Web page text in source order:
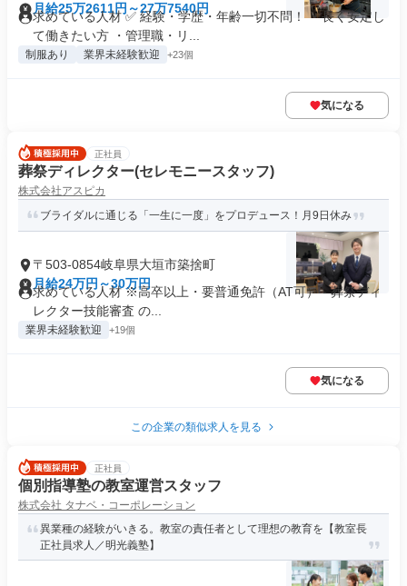
月給25万2611円～27万7540円
求めている人材 ✅ 経験・学歴・年齢一切不問！ ・長く安定し
て働きたい方 ・管理職・リ...
制服あり 業界未経験歓迎 +23個
気になる
正社員
葬祭ディレクター(セレモニースタッフ)
株式会社アスピカ
ブライダルに通じる「一生に一度」をプロデュース！月9日休み
〒503-0854岐阜県大垣市築捨町
月給24万円～30万円
求めている人材 ※高卒以上・要普通免許（AT可） - 葬祭ディ
レクター技能審査 の...
業界未経験歓迎 +19個
気になる
この企業の類似求人を見る
正社員
個別指導塾の教室運営スタッフ
株式会社 タナベ・コーポレーション
異業種の経験がいきる。教室の責任者として理想の教育を【教室長
正社員求人／明光義塾】